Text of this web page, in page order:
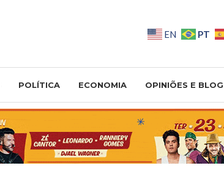
EN PT
POLÍTICA ECONOMIA OPINIÕES E